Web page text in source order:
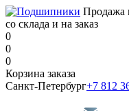
Продажа
со склада и на заказ
0
0
0
Корзина заказа
Санкт-Петербург+7 812